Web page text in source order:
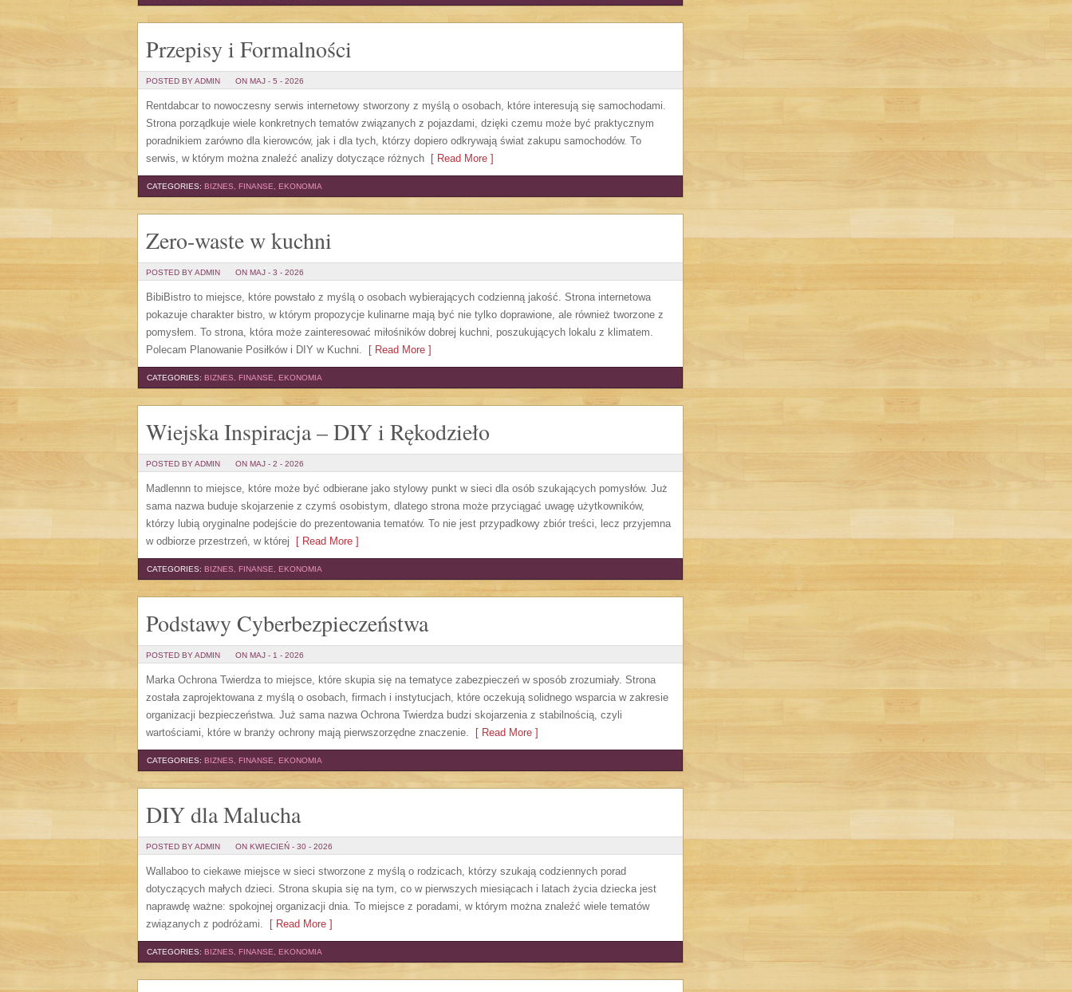
Przepisy i Formalności
POSTED BY ADMIN ON MAJ - 5 - 2026
Rentdabcar to nowoczesny serwis internetowy stworzony z myślą o osobach, które interesują się samochodami.
Strona porządkuje wiele konkretnych tematów związanych z pojazdami, dzięki czemu może być praktycznym
poradnikiem zarówno dla kierowców, jak i dla tych, którzy dopiero odkrywają świat zakupu samochodów. To
serwis, w którym można znaleźć analizy dotyczące różnych [ Read More ]
CATEGORIES: BIZNES, FINANSE, EKONOMIA
Zero-waste w kuchni
POSTED BY ADMIN ON MAJ - 3 - 2026
BibiBistro to miejsce, które powstało z myślą o osobach wybierających codzienną jakość. Strona internetowa
pokazuje charakter bistro, w którym propozycje kulinarne mają być nie tylko doprawione, ale również tworzone z
pomysłem. To strona, która może zainteresować miłośników dobrej kuchni, poszukujących lokalu z klimatem.
Polecam Planowanie Posiłków i DIY w Kuchni. [ Read More ]
CATEGORIES: BIZNES, FINANSE, EKONOMIA
Wiejska Inspiracja – DIY i Rękodzieło
POSTED BY ADMIN ON MAJ - 2 - 2026
Madlennn to miejsce, które może być odbierane jako stylowy punkt w sieci dla osób szukających pomysłów. Już
sama nazwa buduje skojarzenie z czymś osobistym, dlatego strona może przyciągać uwagę użytkowników,
którzy lubią oryginalne podejście do prezentowania tematów. To nie jest przypadkowy zbiór treści, lecz przyjemna
w odbiorze przestrzeń, w której [ Read More ]
CATEGORIES: BIZNES, FINANSE, EKONOMIA
Podstawy Cyberbezpieczeństwa
POSTED BY ADMIN ON MAJ - 1 - 2026
Marka Ochrona Twierdza to miejsce, które skupia się na tematyce zabezpieczeń w sposób zrozumiały. Strona
została zaprojektowana z myślą o osobach, firmach i instytucjach, które oczekują solidnego wsparcia w zakresie
organizacji bezpieczeństwa. Już sama nazwa Ochrona Twierdza budzi skojarzenia z stabilnością, czyli
wartościami, które w branży ochrony mają pierwszorzędne znaczenie. [ Read More ]
CATEGORIES: BIZNES, FINANSE, EKONOMIA
DIY dla Malucha
POSTED BY ADMIN ON KWIECIEŃ - 30 - 2026
Wallaboo to ciekawe miejsce w sieci stworzone z myślą o rodzicach, którzy szukają codziennych porad
dotyczących małych dzieci. Strona skupia się na tym, co w pierwszych miesiącach i latach życia dziecka jest
naprawdę ważne: spokojnej organizacji dnia. To miejsce z poradami, w którym można znaleźć wiele tematów
związanych z podróżami. [ Read More ]
CATEGORIES: BIZNES, FINANSE, EKONOMIA